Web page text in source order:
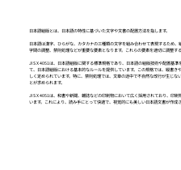
日本語組版とは、日本語の特性に基づいた文字や文書の配置方法を指します。
日本語は漢字、ひらがな、カタカナの三種類の文字を組み合わせて表現するため
字間の調整、禁則処理などが重要な要素となります。これらの要素を適切に調整す
JIS X 4051は、日本語組版に関する標準規格であり、日本語の組版技術や配置基
て、日本語組版における基本的なルールを提供しています。この規格では、縦書
しく定められています。特に、禁則処理では、文章の途中で不自然な改行が生じ
とが求められます。
JIS X 4051は、和書や新聞、雑誌などの印刷物において広く採用されており、印
います。これにより、読み手にとって快適で、視覚的にも美しい日本語文書が作成